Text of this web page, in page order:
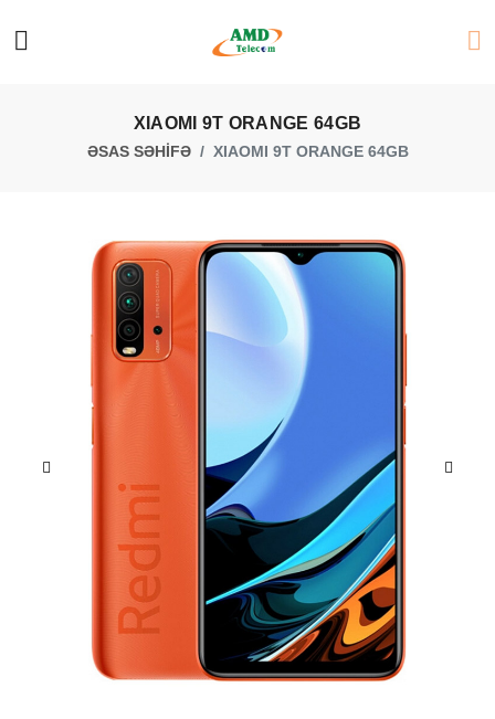
XIAOMI 9T ORANGE 64GB
ƏSAS SƏHİFƏ XIAOMI 9T ORANGE 64GB